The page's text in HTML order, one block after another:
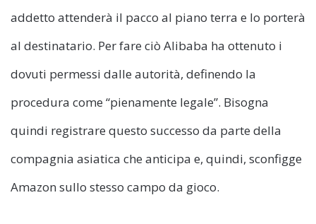
addetto attenderà il pacco al piano terra e lo porterà
al destinatario. Per fare ciò Alibaba ha ottenuto i
dovuti permessi dalle autorità, definendo la
procedura come “pienamente legale”. Bisogna
quindi registrare questo successo da parte della
compagnia asiatica che anticipa e, quindi, sconfigge
Amazon sullo stesso campo da gioco.